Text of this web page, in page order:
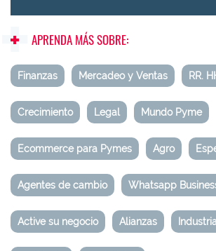
APRENDA MÁS SOBRE:
Finanzas Mercadeo y Ventas RR.
Crecimiento Legal Mundo Pyme
Ecommerce para Pymes Agro
Agentes de cambio Whatsapp
Active su negocio Alianzas